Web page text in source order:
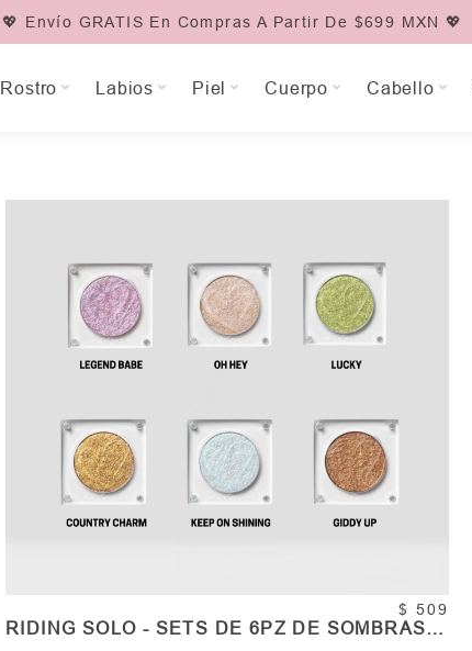
💖 Envío GRATIS En Compras A Partir De $699 MXN 💖
Rostro Labios Piel Cuerpo Cabello
$ 509
RIDING SOLO - SETS DE 6PZ DE SOMBRAS